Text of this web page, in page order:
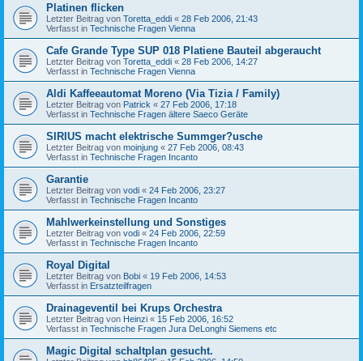
Platinen flicken
Letzter Beitrag von Toretta_eddi « 28 Feb 2006, 21:43
Verfasst in Technische Fragen Vienna
Cafe Grande Type SUP 018 Platiene Bauteil abgeraucht
Letzter Beitrag von Toretta_eddi « 28 Feb 2006, 14:27
Verfasst in Technische Fragen Vienna
Aldi Kaffeeautomat Moreno (Via Tizia / Family)
Letzter Beitrag von Patrick « 27 Feb 2006, 17:18
Verfasst in Technische Fragen ältere Saeco Geräte
SIRIUS macht elektrische Summger?usche
Letzter Beitrag von moinjung « 27 Feb 2006, 08:43
Verfasst in Technische Fragen Incanto
Garantie
Letzter Beitrag von vodi « 24 Feb 2006, 23:27
Verfasst in Technische Fragen Incanto
Mahlwerkeinstellung und Sonstiges
Letzter Beitrag von vodi « 24 Feb 2006, 22:59
Verfasst in Technische Fragen Incanto
Royal Digital
Letzter Beitrag von Bobi « 19 Feb 2006, 14:53
Verfasst in Ersatzteilfragen
Drainageventil bei Krups Orchestra
Letzter Beitrag von Heinzi « 15 Feb 2006, 16:52
Verfasst in Technische Fragen Jura DeLonghi Siemens etc
Magic Digital schaltplan gesucht.